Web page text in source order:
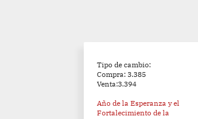
Tipo de cambio:
Compra: 3.385
Venta:3.394
Año de la Esperanza y el
Fortalecimiento de la